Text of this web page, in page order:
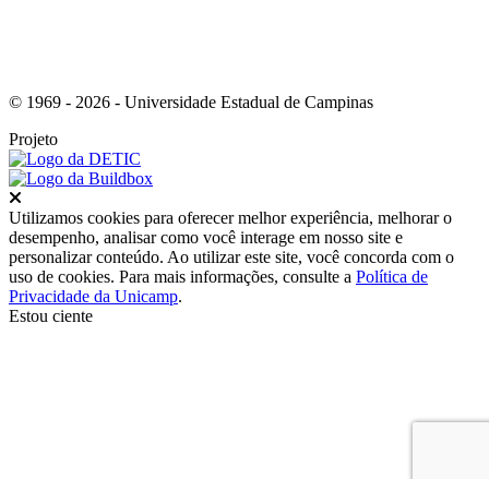
© 1969 - 2026 - Universidade Estadual de Campinas
Projeto
Utilizamos cookies para oferecer melhor experiência, melhorar o
desempenho, analisar como você interage em nosso site e
personalizar conteúdo. Ao utilizar este site, você concorda com o
uso de cookies. Para mais informações, consulte a Política de
Privacidade da Unicamp.
Estou ciente